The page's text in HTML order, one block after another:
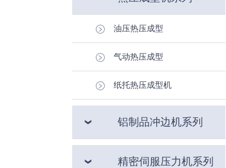
油压热压成型
气动热压成型
纸托热压成型机
铝制品冲边机系列
精密伺服压力机系列